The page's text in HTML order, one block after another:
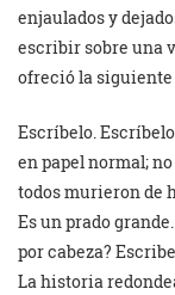
enjaulados y
escribir sobre una
ofreció la
Escríbelo.
en papel normal;
todos murieron de
Es un prado
por cabeza?
La historia